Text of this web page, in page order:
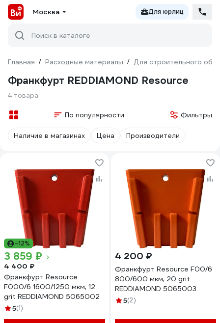
Москва Для юрлиц
Поиск в каталоге
Главная / Расходные материалы / Для строительного
Франкфурт REDDIAMOND Resource
4 товара
По популярности Фильтры
Наличие в магазинах Цена Производители
-12%
3 859 ₽
4 400 ₽
Франкфурт Resource
F000/6 1600/1250 мкм, 12
grit REDDIAMOND 5065002
5(1)
4 200 ₽
Франкфурт Resource F00/6
800/600 мкм, 20 grit
REDDIAMOND 5065003
5(2)